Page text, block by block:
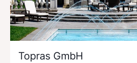
Topras GmbH